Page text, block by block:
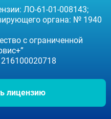
ЛО-61-01-008143;
органа: № 1940
с ограниченной
лицензию